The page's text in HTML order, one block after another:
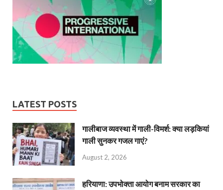
LATEST POSTS
गालीबाज व्‍यवस्‍था में गाली-विमर्श: क्या लड़कियां
गाली सुनकर गजल गाएं?
August 2, 2026
हरियाणा: उपभोक्ता आयोग बनाम सरकार का